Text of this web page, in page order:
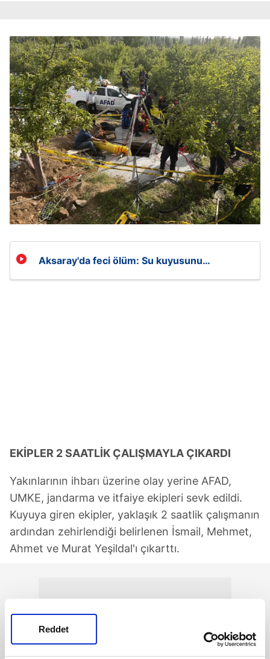
Reddet
Aksaray'da feci ölüm: Su kuyusunu
EKİPLER 2 SAATLİK ÇALIŞMAYLA ÇIKARDI
Yakınlarının ihbarı üzerine olay yerine AFAD,
UMKE, jandarma ve itfaiye ekipleri sevk edildi.
Kuyuya giren ekipler, yaklaşık 2 saatlik çalışmanın
ardından zehirlendiği belirlenen İsmail, Mehmet,
Ahmet ve Murat Yeşildal'ı çıkarttı.